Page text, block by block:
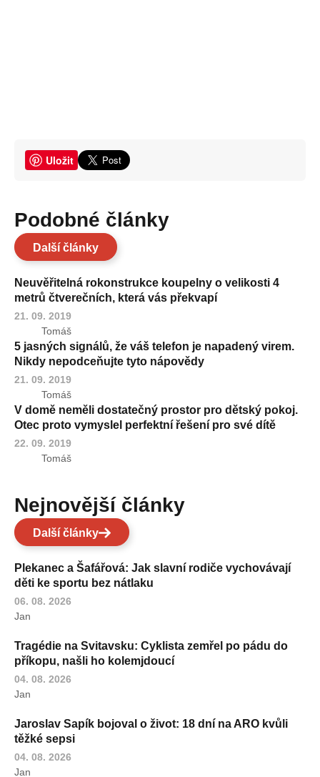
Uložit
Podobné články
Další články
Neuvěřitelná rokonstrukce koupelny o velikosti 4
metrů čtverečních, která vás překvapí
21. 09. 2019
Tomáš
5 jasných signálů, že váš telefon je napadený virem.
Nikdy nepodceňujte tyto nápovědy
21. 09. 2019
Tomáš
V domě neměli dostatečný prostor pro dětský pokoj.
Otec proto vymyslel perfektní řešení pro své dítě
22. 09. 2019
Tomáš
Nejnovější články
Další články
Plekanec a Šafářová: Jak slavní rodiče vychovávají
děti ke sportu bez nátlaku
06. 08. 2026
Jan
Tragédie na Svitavsku: Cyklista zemřel po pádu do
příkopu, našli ho kolemjdoucí
04. 08. 2026
Jan
Jaroslav Sapík bojoval o život: 18 dní na ARO kvůli
těžké sepsi
04. 08. 2026
Jan